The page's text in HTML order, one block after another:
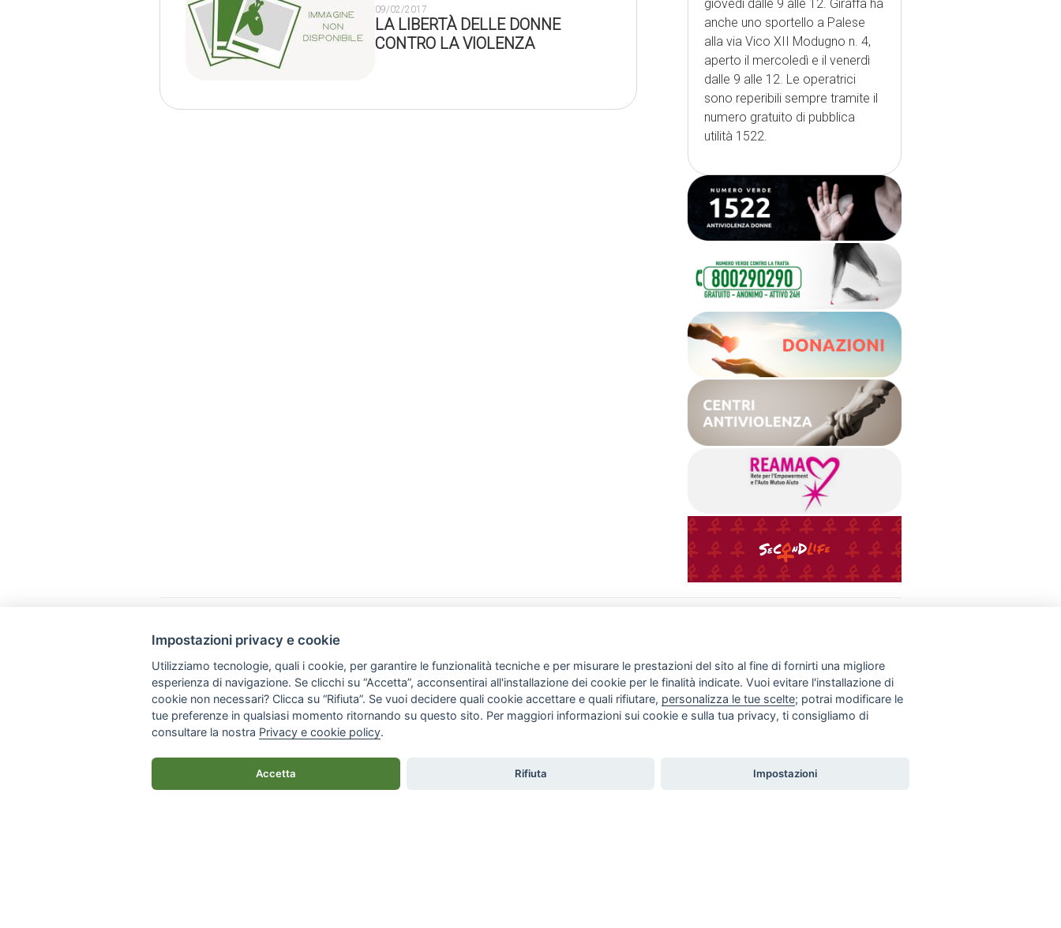
09/02/2017
LA LIBERTÀ DELLE DONNE
CONTRO LA VIOLENZA
giovedì dalle 9 alle 12. Giraffa ha
anche uno sportello a Palese
alla via Vico XII Modugno n. 4,
aperto il mercoledì e il venerdì
dalle 9 alle 12. Le operatrici
sono reperibili sempre tramite il
numero gratuito di pubblica
utilità 1522.
Via Napoli, 308 - 70123 Bari
+39 080 57 41 461
info@apsgiraffa.it
Report annuale
Staff
Rassegna stampa
Gallery
Link
Contatti
Impostazioni privacy e cookie
Impostazioni privacy e cookie
Utilizziamo tecnologie, quali i cookie, per garantire le funzionalità tecniche e per misurare le prestazioni del sito al fine di fornirti una migliore
esperienza di navigazione. Se clicchi su “Accetta”, acconsentirai all'installazione dei cookie per le finalità indicate. Vuoi evitare l'installazione di
cookie non necessari? Clicca su “Rifiuta”. Se vuoi decidere quali cookie accettare e quali rifiutare, personalizza le tue scelte; potrai modificare le
tue preferenze in qualsiasi momento ritornando su questo sito. Per maggiori informazioni sui cookie e sulla tua privacy, ti consigliamo di
consultare la nostra Privacy e cookie policy.
Accetta Rifiuta Impostazioni